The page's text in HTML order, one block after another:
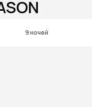
9 ночей